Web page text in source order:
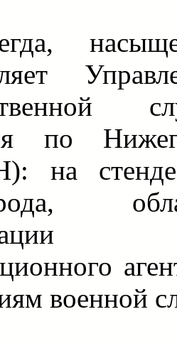
по
на
военной